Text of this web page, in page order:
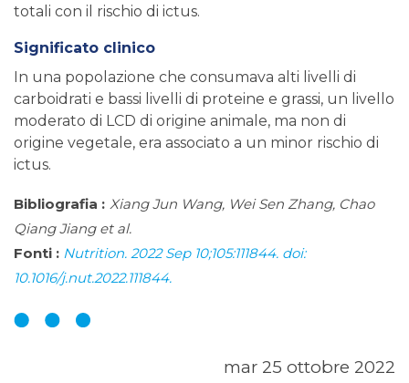
totali con il rischio di ictus.
Significato clinico
In una popolazione che consumava alti livelli di
carboidrati e bassi livelli di proteine e grassi, un livello
moderato di LCD di origine animale, ma non di
origine vegetale, era associato a un minor rischio di
ictus.
Bibliografia : Xiang Jun Wang, Wei Sen Zhang, Chao
Qiang Jiang et al.
Fonti : Nutrition. 2022 Sep 10;105:111844. doi:
10.1016/j.nut.2022.111844.
mar 25 ottobre 2022